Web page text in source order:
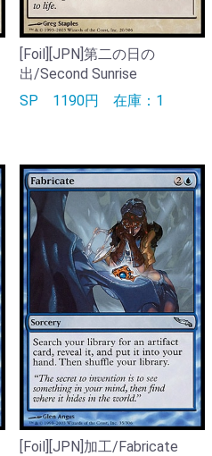
[Foil][JPN]第二の日の
出/Second Sunrise
SP 1190円 在庫：1
[Foil][JPN]加工/Fabricate